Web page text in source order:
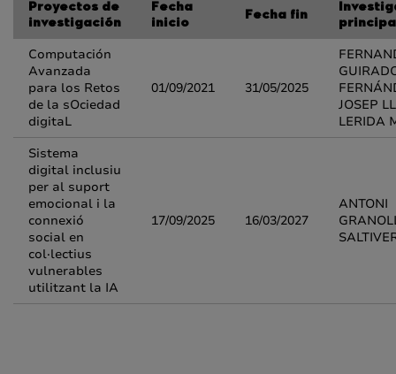
Proyectos de
investigación
Fecha
inicio
Fecha fin
Computación
Avanzada
para los Retos
de la sOciedad
digitaL
01/09/2021 31/05/2025
JOSEP
LERIDA
Sistema
digital inclusiu
per al suport
emocional i la
connexió
social en
col·lectius
vulnerables
utilitzant la IA
17/09/2025 16/03/2027
ANTONI